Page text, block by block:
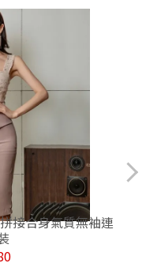
接合身氣質無袖連